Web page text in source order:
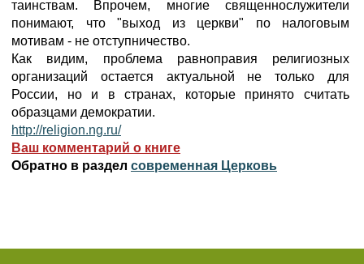
таинствам. Впрочем, многие священнослужители
понимают, что "выход из церкви" по налоговым
мотивам - не отступничество.
Как видим, проблема равноправия религиозных
организаций остается актуальной не только для
России, но и в странах, которые принято считать
образцами демократии.
http://religion.ng.ru/
Ваш комментарий о книге
Обратно в раздел современная Церковь